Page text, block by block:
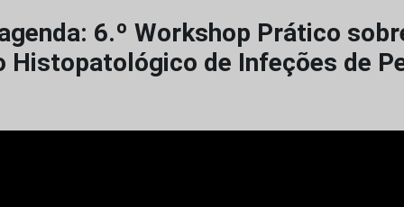
6.º Workshop Prático
Histopatológico de Infeções de